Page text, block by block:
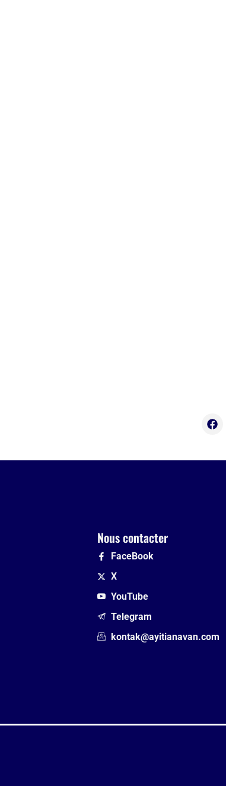
Nous contacter
FaceBook
X
YouTube
Telegram
kontak@ayitianavan.com